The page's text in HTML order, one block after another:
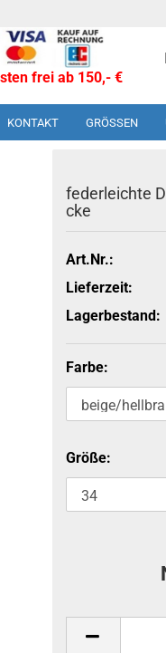
frei ab 150,- €
KONTAKT GRÖSSEN
fe­der­leich­te
cke
Art.Nr.:
Lieferzeit:
Lagerbestand:
Farbe:
Größe: